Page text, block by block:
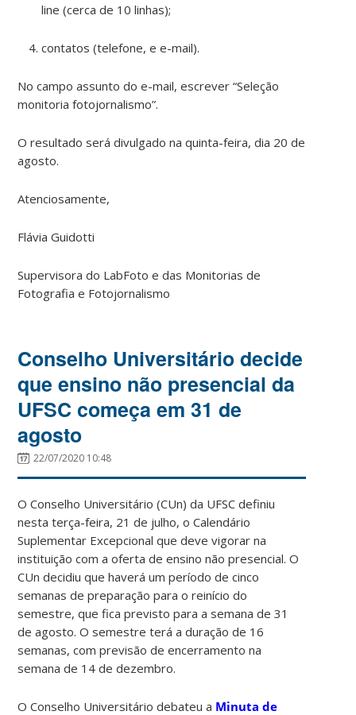
line (cerca de 10 linhas);
contatos (telefone, e e-mail).
No campo assunto do e-mail, escrever “Seleção
monitoria fotojornalismo”.
O resultado será divulgado na quinta-feira, dia 20 de
agosto.
Atenciosamente,
Flávia Guidotti
Supervisora do LabFoto e das Monitorias de
Fotografia e Fotojornalismo
Conselho Universitário decide
que ensino não presencial da
UFSC começa em 31 de
agosto
22/07/2020 10:48
O Conselho Universitário (CUn) da UFSC definiu
nesta terça-feira, 21 de julho, o Calendário
Suplementar Excepcional que deve vigorar na
instituição com a oferta de ensino não presencial. O
CUn decidiu que haverá um período de cinco
semanas de preparação para o reinício do
semestre, que fica previsto para a semana de 31
de agosto. O semestre terá a duração de 16
semanas, com previsão de encerramento na
semana de 14 de dezembro.
O Conselho Universitário debateu a Minuta de